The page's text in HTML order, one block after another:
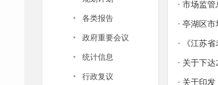
· 各类报告
· 政府重要会议
· 统计信息
· 行政复议
· 市场监管
· 亭湖区市
· 《江苏
· 关于下
· 关于印